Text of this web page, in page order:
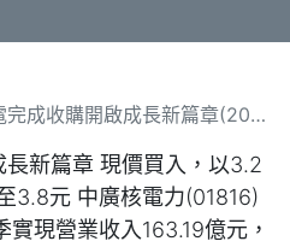
收購開啟成長新篇章(200526).docx
新篇章 現價買入，以3.2
3.8元 中廣核電力(01816)
現營業收入163.19億元，